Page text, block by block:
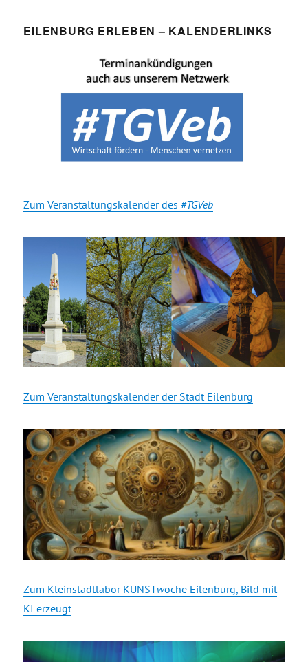
EILENBURG ERLEBEN – KALENDERLINKS
Zum Veranstaltungskalender des #TGVeb
Zum Veranstaltungskalender der Stadt Eilenburg
Zum Kleinstadtlabor KUNSTwoche Eilenburg, Bild mit
KI erzeugt